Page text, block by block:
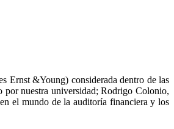
Ernst &Young) considerada dentro de las
nuestra universidad; Rodrigo Colonio,
el mundo de la auditoría financiera y los